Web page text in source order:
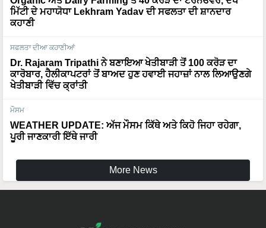
ਮਿੱਟੀ ਦੇ ਮਹਾਯੋਧਾ Lekhram Yadav ਦੀ ਸਫਲਤਾ ਦੀ ਸ਼ਾਨਦਾਰ
ਕਹਾਣੀ
ਸਫਲਤਾ ਦੀਆ ਕਹਾਣੀਆਂ
Dr. Rajaram Tripathi ਨੇ ਬਣਾਇਆ ਖੇਤੀਬਾੜੀ ਤੋਂ 100 ਕਰੋੜ ਦਾ
ਕਾਰੋਬਾਰ, ਹੈਲੀਕਾਪਟਰਾਂ ਤੋਂ ਬਾਅਦ ਹੁਣ ਹਵਾਈ ਜਹਾਜ਼ਾਂ ਨਾਲ ਲਿਆਉਣਗੇ
ਖੇਤੀਬਾੜੀ ਵਿੱਚ ਕ੍ਰਾਂਤੀ
ਮੌਸਮ
WEATHER UPDATE: ਅੱਜ ਮੌਸਮ ਕਿੱਥੇ ਅਤੇ ਕਿਹੋ ਜਿਹਾ ਰਹੇਗਾ,
ਪੂਰੀ ਜਾਣਕਾਰੀ ਇੱਥੇ ਜਾਰੀ
More News